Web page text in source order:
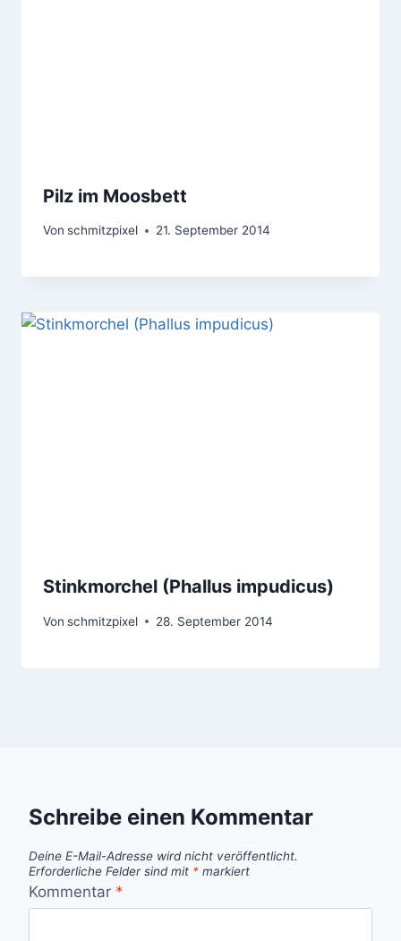
Pilz im Moosbett
Von schmitzpixel 21. September 2014
Stinkmorchel (Phallus impudicus)
Von schmitzpixel 28. September 2014
Schreibe einen Kommentar
Deine E-Mail-Adresse wird nicht veröffentlicht.
Erforderliche Felder sind mit * markiert
Kommentar *